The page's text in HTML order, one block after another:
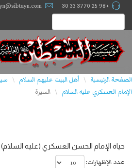
+98 25 3770 33 30
الصفحة الرئيسية \ أهل البيت عليهم السلام \
الإمام العسكري عليه السلام \ السيرة
حياة الإمام الحسن العسكري (عليه السلام)
عدد الإظهارات: